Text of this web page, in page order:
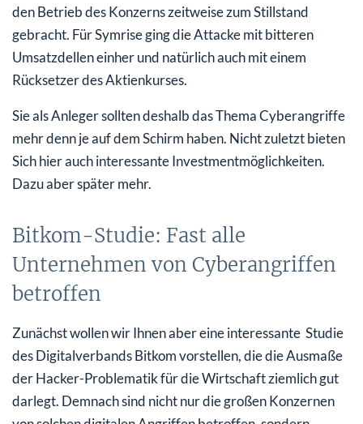
den Betrieb des Konzerns zeitweise zum Stillstand
gebracht. Für Symrise ging die Attacke mit bitteren
Umsatzdellen einher und natürlich auch mit einem
Rücksetzer des Aktienkurses.
Sie als Anleger sollten deshalb das Thema Cyberangriffe
mehr denn je auf dem Schirm haben. Nicht zuletzt bieten
Sich hier auch interessante Investmentmöglichkeiten.
Dazu aber später mehr.
Bitkom-Studie: Fast alle
Unternehmen von Cyberangriffen
betroffen
Zunächst wollen wir Ihnen aber eine interessante Studie
des Digitalverbands Bitkom vorstellen, die die Ausmaße
der Hacker-Problematik für die Wirtschaft ziemlich gut
darlegt. Demnach sind nicht nur die großen Konzernen